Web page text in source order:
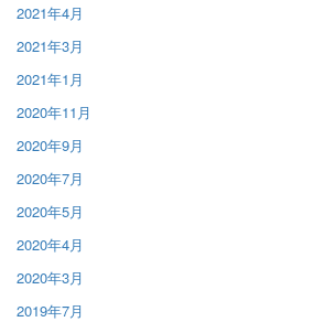
2021年4月
2021年3月
2021年1月
2020年11月
2020年9月
2020年7月
2020年5月
2020年4月
2020年3月
2019年7月